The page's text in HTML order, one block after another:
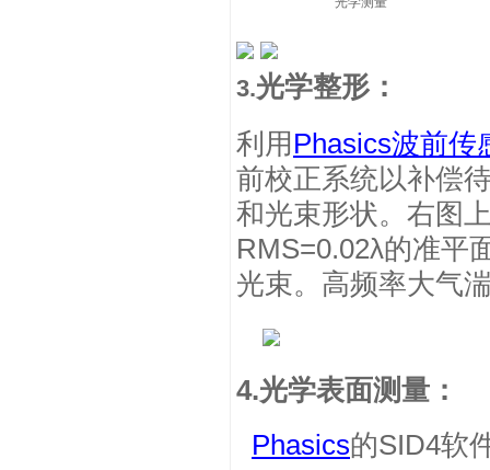
3.光学整形：
利用 Phasics波前传
前校正系统以补偿
和光束形状。右图
RMS=0.02λ的准平
光束。高频率大气
4.光学表面测量：
Phasics的SID4软